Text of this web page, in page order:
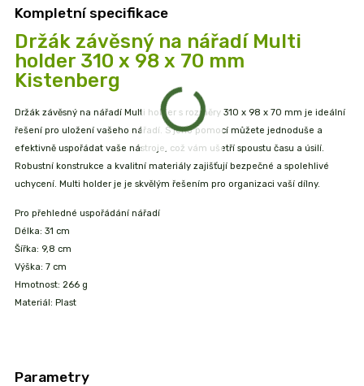
Kompletní specifikace
Držák závěsný na nářadí Multi
holder 310 x 98 x 70 mm
Kistenberg
Držák závěsný na nářadí Multi holder s rozměry 310 x 98 x 70 mm je ideální
řešení pro uložení vašeho nářadí. S jeho pomocí můžete jednoduše a
efektivně uspořádat vaše nástroje, což vám ušetří spoustu času a úsilí.
Robustní konstrukce a kvalitní materiály zajišťují bezpečné a spolehlivé
uchycení. Multi holder je je skvělým řešením pro organizaci vaší dílny.
Pro přehledné uspořádání nářadí
Délka: 31 cm
Šířka: 9,8 cm
Výška: 7 cm
Hmotnost: 266 g
Materiál: Plast
Parametry